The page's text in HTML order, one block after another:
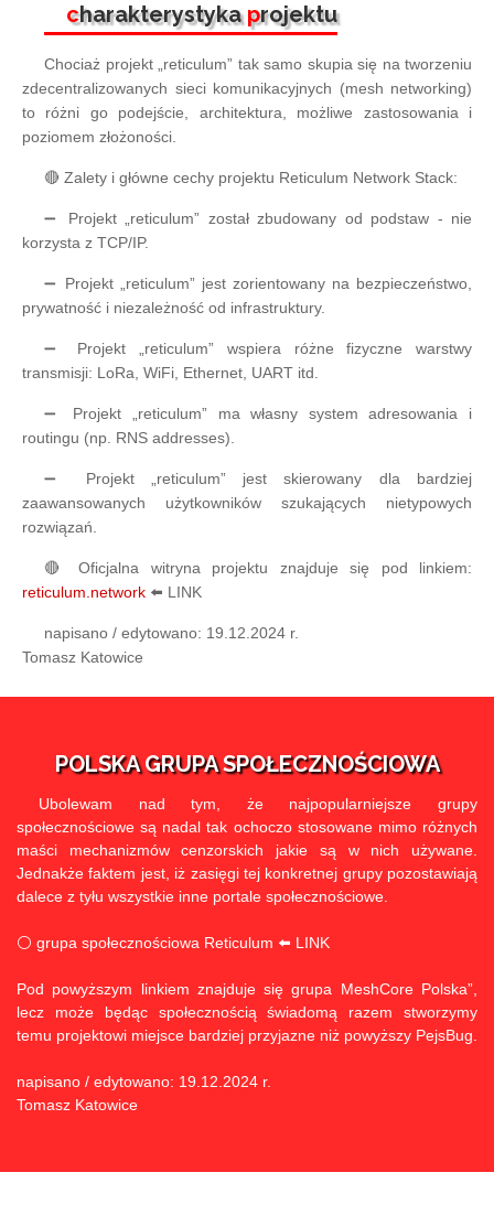
charakterystykaprojektu
Chociaż projekt „reticulum” tak samo skupia się na tworzeniu
zdecentralizowanych sieci komunikacyjnych (mesh networking)
to różni go podejście, architektura, możliwe zastosowania i
poziomem złożoności.
🔴 Zalety i główne cechy projektu Reticulum Network Stack:
➖ Projekt „reticulum” został zbudowany od podstaw - nie
korzysta z TCP/IP.
➖ Projekt „reticulum” jest zorientowany na bezpieczeństwo,
prywatność i niezależność od infrastruktury.
➖ Projekt „reticulum” wspiera różne fizyczne warstwy
transmisji: LoRa, WiFi, Ethernet, UART itd.
➖ Projekt „reticulum” ma własny system adresowania i
routingu (np. RNS addresses).
➖ Projekt „reticulum” jest skierowany dla bardziej
zaawansowanych użytkowników szukających nietypowych
rozwiązań.
🔴 Oficjalna witryna projektu znajduje się pod linkiem:
reticulum.network ⬅️ LINK
napisano / edytowano: 19.12.2024 r.
Tomasz Katowice
POLSKA GRUPA SPOŁECZNOŚCIOWA
Ubolewam nad tym, że najpopularniejsze grupy
społecznościowe są nadal tak ochoczo stosowane mimo różnych
maści mechanizmów cenzorskich jakie są w nich używane.
Jednakże faktem jest, iż zasięgi tej konkretnej grupy pozostawiają
dalece z tyłu wszystkie inne portale społecznościowe.
⚪ grupa społecznościowa Reticulum ⬅️ LINK
Pod powyższym linkiem znajduje się grupa MeshCore Polska”,
lecz może będąc społecznością świadomą razem stworzymy
temu projektowi miejsce bardziej przyjazne niż powyższy PejsBug.
napisano / edytowano: 19.12.2024 r.
Tomasz Katowice